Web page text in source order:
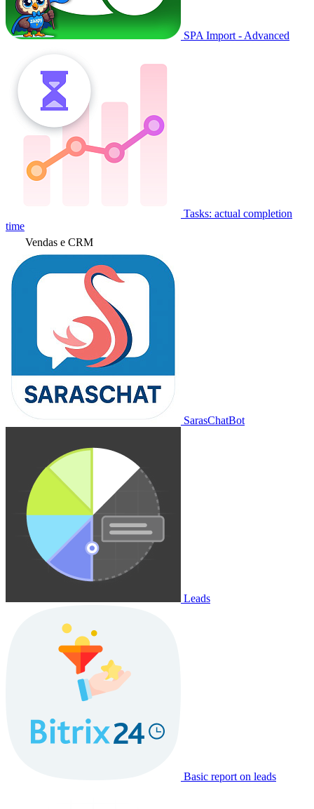
SPA Import - Advanced
Tasks: actual completion
time
Vendas e CRM
SarasChatBot
Leads
Basic report on leads